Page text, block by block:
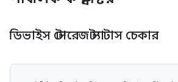
ডিভাইস স্টোরেজ স্ট্যাটাস চেকার